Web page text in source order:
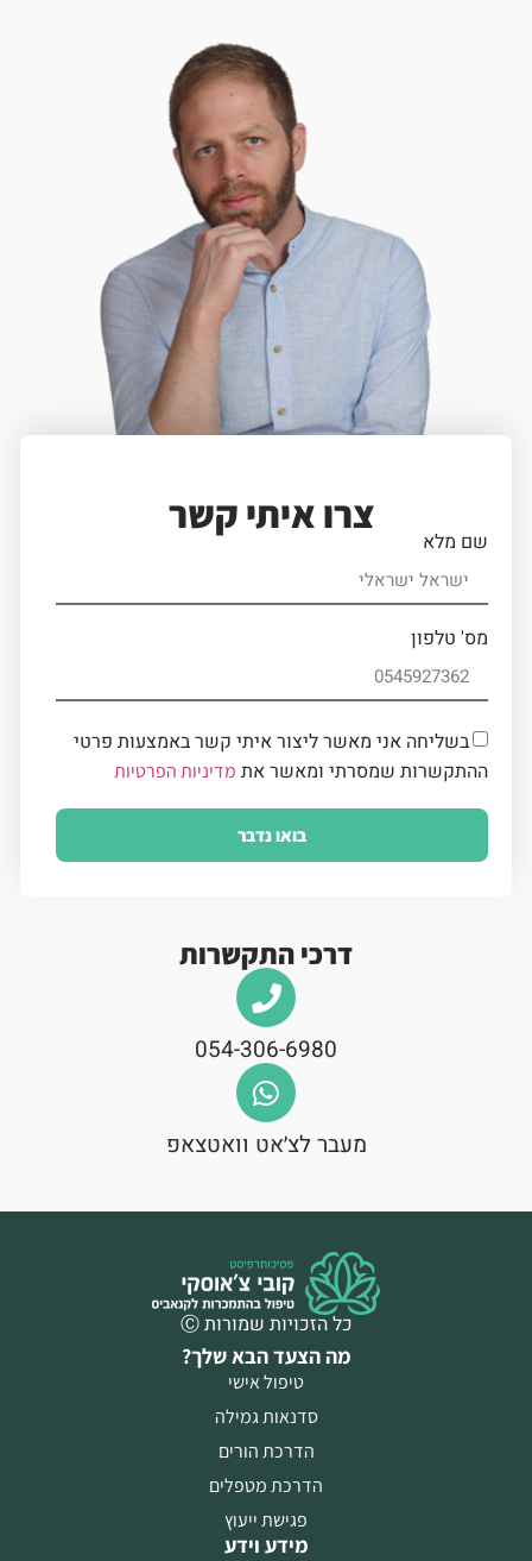
צרו איתי קשר
שם מלא
מס' טלפון
בשליחה אני מאשר ליצור איתי קשר באמצעות פרטי
ההתקשרות שמסרתי ומאשר את מדיניות הפרטיות
בואו נדבר
דרכי התקשרות
054-306-6980
מעבר לצ׳אט וואטצאפ
כל הזכויות שמורות Ⓒ
מה הצעד הבא שלך?
טיפול אישי
סדנאות גמילה
הדרכת הורים
הדרכת מטפלים
פגישת ייעוץ
מידע וידע